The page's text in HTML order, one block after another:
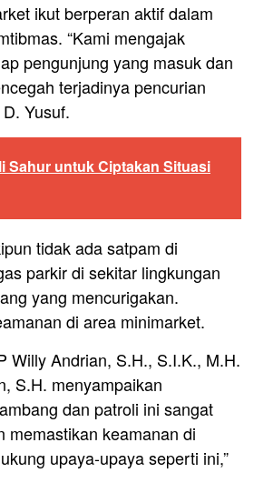
ikut berperan aktif dalam
“Kami mengajak
pengunjung yang masuk dan
terjadinya pencurian
Yusuf.
Sahur untuk Ciptakan Situasi
tidak ada satpam di
parkir di sekitar lingkungan
yang mencurigakan.
di area minimarket.
Willy Andrian, S.H., S.I.K., M.H.
S.H. menyampaikan
dan patroli ini sangat
memastikan keamanan di
upaya-upaya seperti ini,”